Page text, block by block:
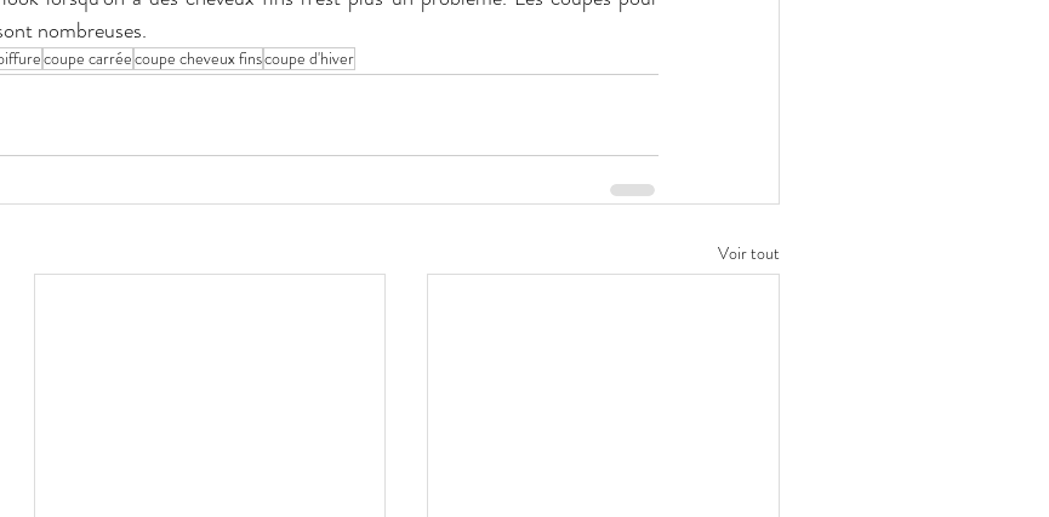
nombreuses.
coupe carréecoupe cheveux finscoupe d'hiver
Voir tout